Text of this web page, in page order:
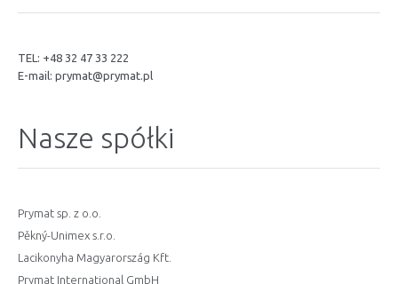
TEL: +48 32 47 33 222
E-mail: prymat@prymat.pl
Nasze spółki
Prymat sp. z o.o.
Pěkný-Unimex s.r.o.
Lacikonyha Magyarország Kft.
Prymat International GmbH